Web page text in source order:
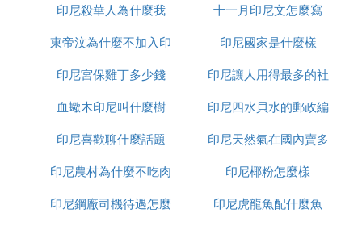
2、出口：出口許可證、禁止出口商品、瀕危物種出
口允許證、出口農葯登記證明、銀行調運外幣現鈔出
境許可證、被動出口配額證、文物出口證書、精神葯
物出口准許證、金產品出口證、非軍事槍葯出口批
件、麻醉葯品出口准許證、音像製品發行許可證或樣
⑶ 中國出口到印尼的東西 什麼產品可以做
什麼
印尼殺華人為什麼我
十一月印尼文怎麼寫
東帝汶為什麼不加入印
尼
印尼國家是什麼樣
印尼宮保雞丁多少錢
印尼讓人用得最多的社
交軟體是什麼意思
血蠍木印尼叫什麼樹
印尼四水貝水的郵政編
碼是多少
印尼喜歡聊什麼話題
印尼天然氣在國內賣多
少錢
印尼農村為什麼不吃肉
印尼椰粉怎麼樣
印尼鋼廠司機待遇怎麼
印尼虎龍魚配什麼魚